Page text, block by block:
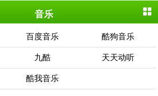
音乐
百度音乐 酷狗音乐
九酷 天天动听
酷我音乐